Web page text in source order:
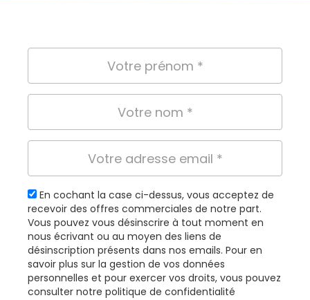
En cochant la case ci-dessus, vous acceptez de
recevoir des offres commerciales de notre part.
Vous pouvez vous désinscrire à tout moment en
nous écrivant ou au moyen des liens de
désinscription présents dans nos emails. Pour en
savoir plus sur la gestion de vos données
personnelles et pour exercer vos droits, vous pouvez
consulter notre politique de confidentialité